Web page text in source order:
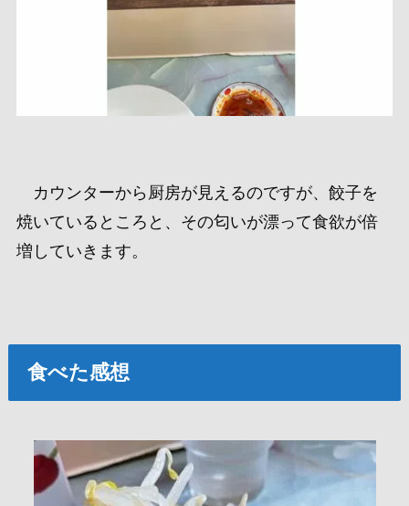
カウンターから厨房が見えるのですが、餃子を
焼いているところと、その匂いが漂って食欲が倍
増していきます。
食べた感想